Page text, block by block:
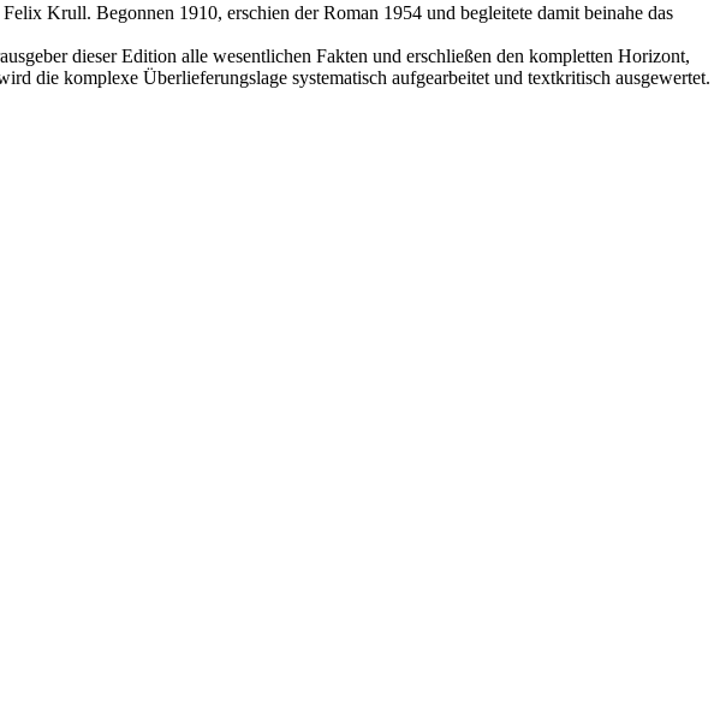
Krull. Begonnen 1910, erschien der Roman 1954 und begleitete damit beinahe das
dieser Edition alle wesentlichen Fakten und erschließen den kompletten Horizont,
die komplexe Überlieferungslage systematisch aufgearbeitet und textkritisch ausgewertet.